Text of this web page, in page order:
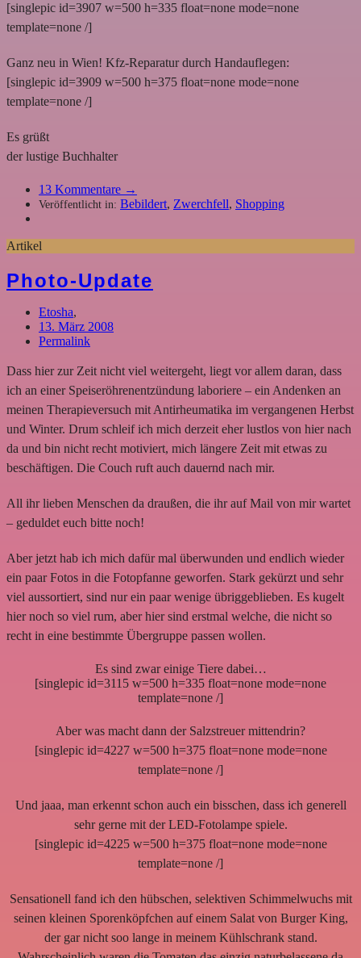
[singlepic id=3907 w=500 h=335 float=none mode=none
template=none /]
Ganz neu in Wien! Kfz-Reparatur durch Handauflegen:
[singlepic id=3909 w=500 h=375 float=none mode=none
template=none /]
Es grüßt
der lustige Buchhalter
13 Kommentare →
Veröffentlicht in: Bebildert, Zwerchfell, Shopping
Artikel
Photo-Update
Etosha,
13. März 2008
Permalink
Dass hier zur Zeit nicht viel weitergeht, liegt vor allem daran, dass
ich an einer Speiseröhrenentzündung laboriere – ein Andenken an
meinen Therapieversuch mit Antirheumatika im vergangenen Herbst
und Winter. Drum schleif ich mich derzeit eher lustlos von hier nach
da und bin nicht recht motiviert, mich längere Zeit mit etwas zu
beschäftigen. Die Couch ruft auch dauernd nach mir.
All ihr lieben Menschen da draußen, die ihr auf Mail von mir wartet
– geduldet euch bitte noch!
Aber jetzt hab ich mich dafür mal überwunden und endlich wieder
ein paar Fotos in die Fotopfanne geworfen. Stark gekürzt und sehr
viel aussortiert, sind nur ein paar wenige übriggeblieben. Es kugelt
hier noch so viel rum, aber hier sind erstmal welche, die nicht so
recht in eine bestimmte Übergruppe passen wollen.
Es sind zwar einige Tiere dabei…
[singlepic id=3115 w=500 h=335 float=none mode=none
template=none /]
Aber was macht dann der Salzstreuer mittendrin?
[singlepic id=4227 w=500 h=375 float=none mode=none
template=none /]
Und jaaa, man erkennt schon auch ein bisschen, dass ich generell
sehr gerne mit der LED-Fotolampe spiele.
[singlepic id=4225 w=500 h=375 float=none mode=none
template=none /]
Sensationell fand ich den hübschen, selektiven Schimmelwuchs mit
seinen kleinen Sporenköpfchen auf einem Salat von Burger King,
der gar nicht soo lange in meinem Kühlschrank stand.